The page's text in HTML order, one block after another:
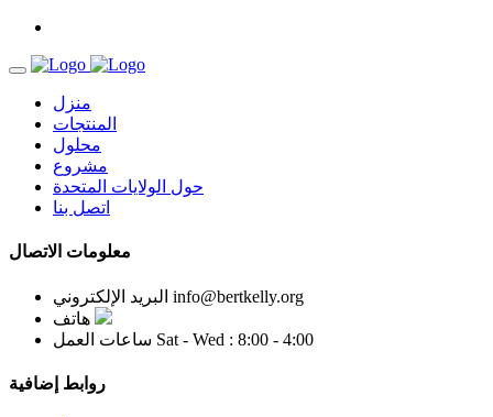
منزل
المنتجات
محلول
مشروع
حول الولايات المتحدة
اتصل بنا
معلومات الاتصال
البريد الإلكتروني info@bertkelly.org
هاتف
ساعات العمل Sat - Wed : 8:00 - 4:00
روابط إضافية